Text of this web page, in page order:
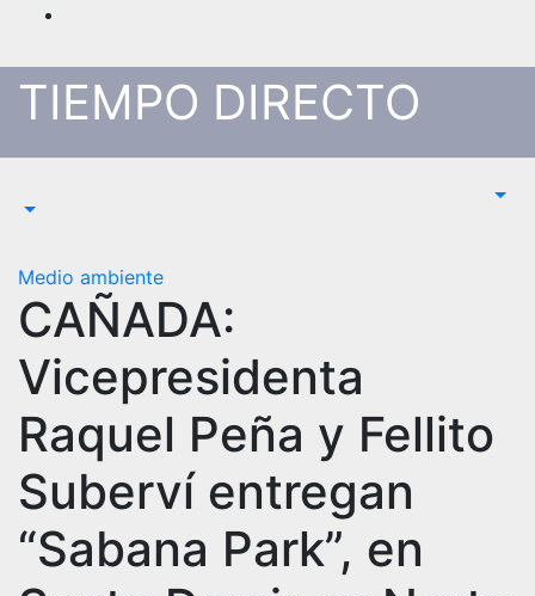
Saltar
contenido
TIEMPO DIRECTO
Medio ambiente
CAÑADA:
Vicepresidenta
Raquel Peña y Fellito
Suberví entregan
“Sabana Park”, en